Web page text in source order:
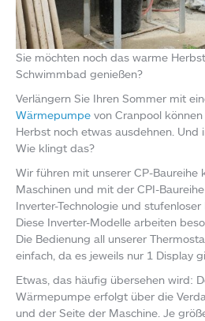
Sie möchten noch das warme
Schwimmbad genießen?
Verlängern Sie Ihren Sommer mit
Wärmepumpe von Cranpool
Herbst noch etwas ausdehnen. Und
Wie klingt das?
Wir führen mit unserer CP-Baureihe
Maschinen und mit der CPI-
Inverter-Technologie und stufenloser
Diese Inverter-Modelle arbeiten
Die Bedienung all unserer
einfach, da es jeweils nur 1 Display
Etwas, das häufig übersehen wird:
Wärmepumpe erfolgt über die
und der Seite der Maschine. Je